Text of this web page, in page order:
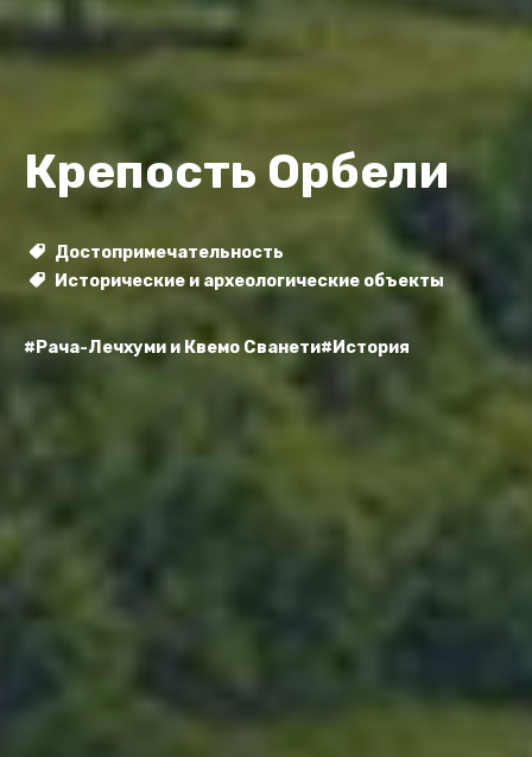
Крепость Орбели
Достопримечательность
Исторические и археологические объекты
#Рача-Лечхуми и Квемо Сванети#История